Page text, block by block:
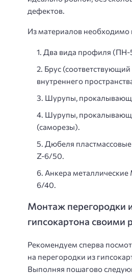
дефектов.
Из материалов необходимо
Два вида профиля
Брус
внутреннего
Шурупы,
Шурупы,
(саморезы).
Дюбеля
Z-6/50.
Анкера
6/40.
Монтаж перегородки
гипсокартона своими
Рекомендуем сперва
на перегородки из
Выполняя пошагово